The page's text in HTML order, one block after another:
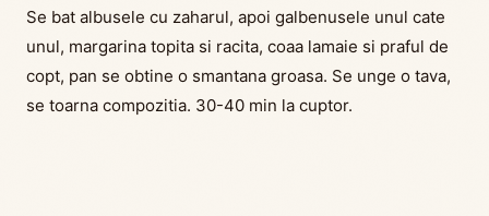
Se bat albusele cu zaharul, apoi galbenusele unul cate
unul, margarina topita si racita, coaa lamaie si praful de
copt, pan se obtine o smantana groasa. Se unge o tava,
se toarna compozitia. 30-40 min la cuptor.